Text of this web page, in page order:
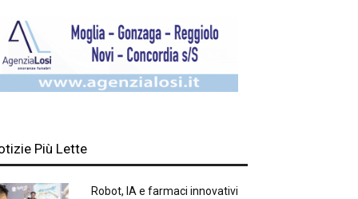
Più Lette
Robot, IA e farmaci innovativi